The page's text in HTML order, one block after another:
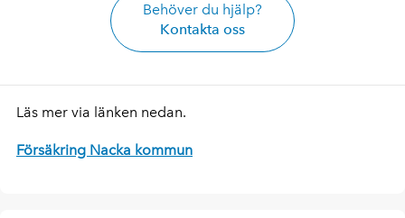
Behöver du hjälp?
Kontakta oss
Läs mer via länken nedan.
Försäkring Nacka kommun